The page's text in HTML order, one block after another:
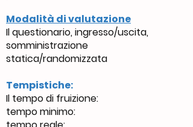
Modalità di valutazione
Il questionario, ingresso/uscita,
somministrazione
statica/randomizzata
Tempistiche:
Il tempo di fruizione:
tempo minimo: